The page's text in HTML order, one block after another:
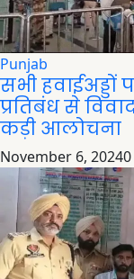
Punjab
सभी
प्रतिबंध से
कड़ी आलोचना
November 6, 20240